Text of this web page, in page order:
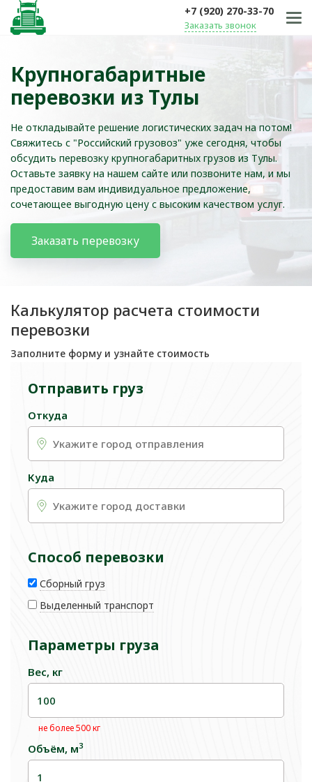
+7 (920) 270-33-70
Заказать звонок
Крупногабаритные
перевозки из Тулы
Не откладывайте решение логистических задач на потом!
Свяжитесь с "Российский грузовоз" уже сегодня, чтобы
обсудить перевозку крупногабаритных грузов из Тулы.
Оставьте заявку на нашем сайте или позвоните нам, и мы
предоставим вам индивидуальное предложение,
сочетающее выгодную цену с высоким качеством услуг.
Заказать перевозку
Калькулятор расчета стоимости
перевозки
Заполните форму и узнайте стоимость
Отправить груз
Откуда
Куда
Способ перевозки
Сборный груз
Выделенный транспорт
Параметры груза
Вес, кг
не более 500 кг
Объём, м3